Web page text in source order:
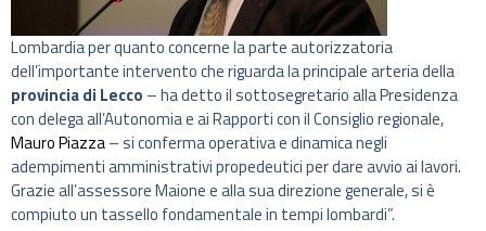
Lombardia per quanto concerne la parte autorizzatoria
dell’importante intervento che riguarda la principale arteria della
provincia di Lecco – ha detto il sottosegretario alla Presidenza
con delega all’Autonomia e ai Rapporti con il Consiglio regionale,
Mauro Piazza– si conferma operativa e dinamica negli
adempimenti amministrativi propedeutici per dare avvio ai lavori.
Grazie all’assessore Maione e alla sua direzione generale, si è
compiuto un tassello fondamentale in tempi lombardi”.